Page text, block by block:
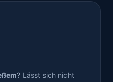
? Lässt sich nicht